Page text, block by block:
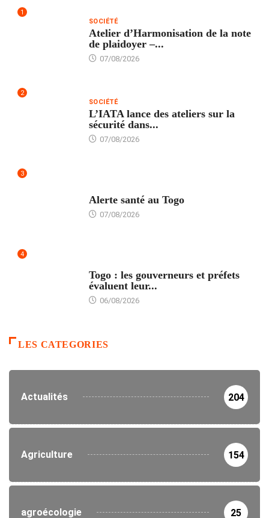
1
SOCIÉTÉ
Atelier d’Harmonisation de la note
de plaidoyer –...
07/08/2026
2
SOCIÉTÉ
L’IATA lance des ateliers sur la
sécurité dans...
07/08/2026
3
Alerte santé au Togo
07/08/2026
4
Togo : les gouverneurs et préfets
évaluent leur...
06/08/2026
LES CATEGORIES
Actualités 204
Agriculture 154
agroécologie 25